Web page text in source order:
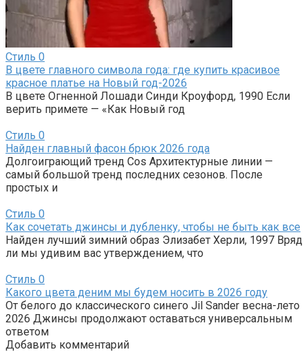
Стиль 0
В цвете главного символа года: где купить красивое
красное платье на Новый год-2026
В цвете Огненной Лошади Синди Кроуфорд, 1990 Если
верить примете — «Как Новый год
Стиль 0
Найден главный фасон брюк 2026 года
Долгоиграющий тренд Cos Архитектурные линии —
самый большой тренд последних сезонов. После
простых и
Стиль 0
Как сочетать джинсы и дубленку, чтобы не быть как все
Найден лучший зимний образ Элизабет Херли, 1997 Вряд
ли мы удивим вас утверждением, что
Стиль 0
Какого цвета деним мы будем носить в 2026 году
От белого до классического синего Jil Sander весна-лето
2026 Джинсы продолжают оставаться универсальным
ответом
Добавить комментарий